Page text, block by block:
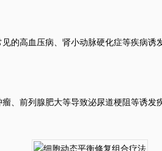
高血压病、肾小动脉硬化症等疾病诱
前列腺肥大等导致泌尿道梗阻等诱发